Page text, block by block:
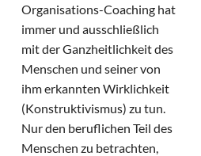
Organisations-Coaching hat
immer und ausschließlich
mit der Ganzheitlichkeit des
Menschen und seiner von
ihm erkannten Wirklichkeit
(Konstruktivismus) zu tun.
Nur den beruflichen Teil des
Menschen zu betrachten,